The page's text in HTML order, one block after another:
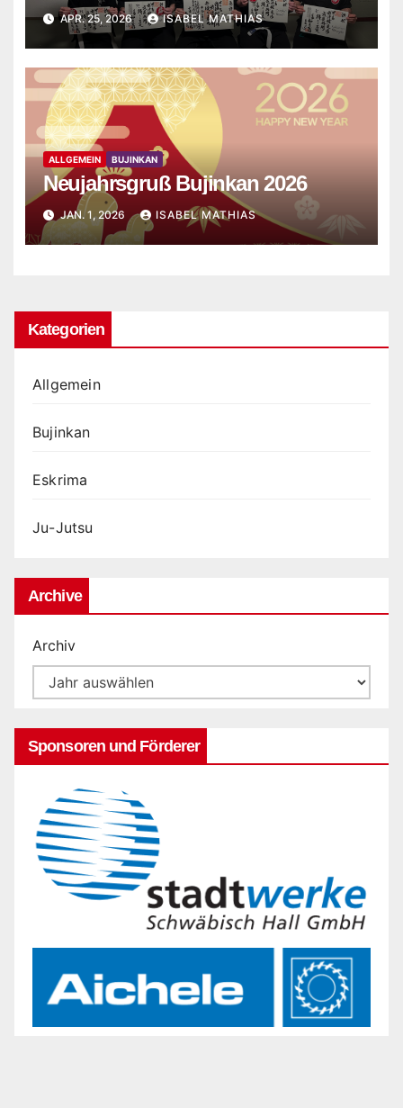
APR. 25, 2026 ISABEL MATHIAS
ALLGEMEIN BUJINKAN
Neujahrsgruß Bujinkan 2026
JAN. 1, 2026 ISABEL MATHIAS
Kategorien
Allgemein
Bujinkan
Eskrima
Ju-Jutsu
Archive
Archiv
Sponsoren und Förderer